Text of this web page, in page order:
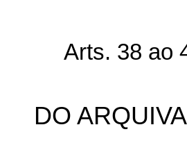
Arts. 38 ao
DO